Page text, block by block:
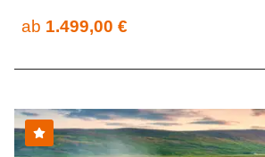
durch die Polderlandschaften und
Häfen an, die anderen Schiffen
Windmühlen – perfekte Motive für
ab 1.499,00 €